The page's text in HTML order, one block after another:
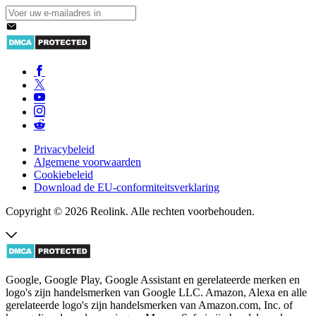
Privacybeleid
Algemene voorwaarden
Cookiebeleid
Download de EU-conformiteitsverklaring
Copyright © 2026 Reolink. Alle rechten voorbehouden.
Google, Google Play, Google Assistant en gerelateerde merken en
logo's zijn handelsmerken van Google LLC. Amazon, Alexa en alle
gerelateerde logo's zijn handelsmerken van Amazon.com, Inc. of